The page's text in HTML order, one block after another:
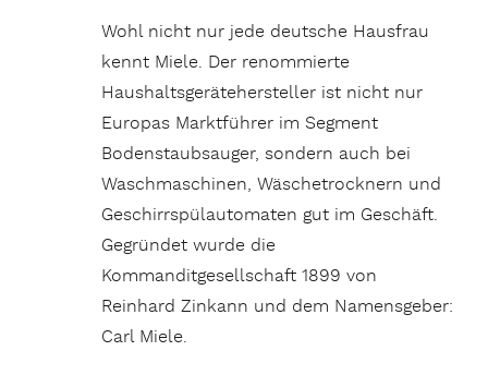
Wohl nicht nur jede deutsche Hausfrau
kennt Miele. Der renommierte
Haushaltsgerätehersteller ist nicht nur
Europas Marktführer im Segment
Bodenstaubsauger, sondern auch bei
Waschmaschinen, Wäschetrocknern und
Geschirrspül­automaten gut im Geschäft.
Gegründet wurde die
Kommanditgesellschaft 1899 von
Reinhard Zink­ann und dem Namensgeber:
Carl Miele.